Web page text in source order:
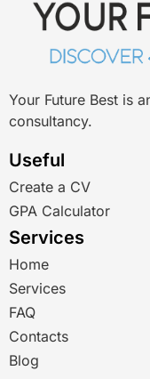
Your Future Best is
consultancy.
Useful
Create a CV
GPA Calculator
Services
Home
Services
FAQ
Contacts
Blog